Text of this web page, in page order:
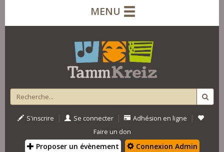
MENU
S'inscrire | Se connecter | Adhésion en ligne |
Faire un don
Proposer un évènement Connexion Admin